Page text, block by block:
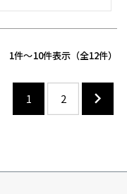
12
1 -10件表示
1 2